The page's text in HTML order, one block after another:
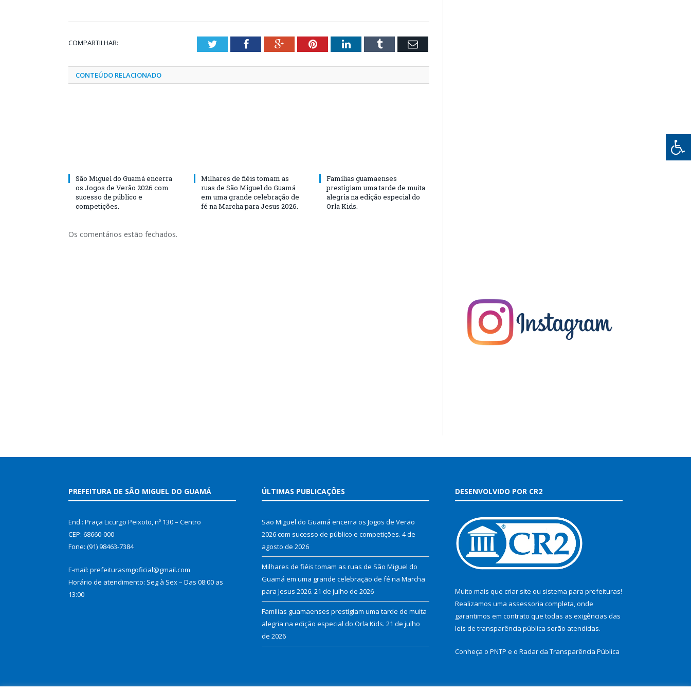
COMPARTILHAR: TwitterFacebookGoogle+PinterestLinkedInTumblr Email
CONTEÚDO RELACIONADO
São Miguel do Guamá encerra
os Jogos de Verão 2026 com
sucesso de público e
competições.
Milhares de fiéis tomam as
ruas de São Miguel do Guamá
em uma grande celebração de
fé na Marcha para Jesus 2026.
Famílias guamaenses
prestigiam uma tarde de muita
alegria na edição especial do
Orla Kids.
Os comentários estão fechados.
PREFEITURA DE SÃO MIGUEL DO GUAMÁ
End.: Praça Licurgo Peixoto, nº 130 – Centro
CEP: 68660-000
Fone: (91) 98463-7384
E-mail: prefeiturasmgoficial@gmail.com
Horário de atendimento: Seg à Sex – Das 08:00 as
13:00
ÚLTIMAS PUBLICAÇÕES
São Miguel do Guamá encerra os Jogos de Verão
2026 com sucesso de público e competições. 4 de
agosto de 2026
Milhares de fiéis tomam as ruas de São Miguel do
Guamá em uma grande celebração de fé na Marcha
para Jesus 2026. 21 de julho de 2026
Famílias guamaenses prestigiam uma tarde de muita
alegria na edição especial do Orla Kids. 21 de julho
de 2026
DESENVOLVIDO POR CR2
Muito mais que criar site ou sistema para prefeituras!
Realizamos uma assessoria completa, onde
garantimos em contrato que todas as exigências das
leis de transparência pública serão atendidas.
Conheça o PNTP e o Radar da Transparência Pública